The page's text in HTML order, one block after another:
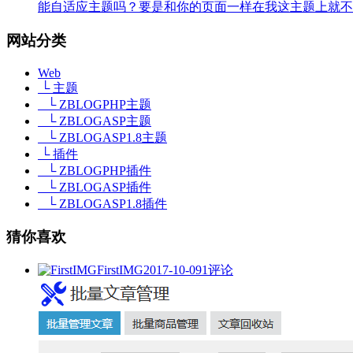
能自适应主题吗？要是和你的页面一样在我这主题上就
网站分类
Web
└ 主题
└ ZBLOGPHP主题
└ ZBLOGASP主题
└ ZBLOGASP1.8主题
└ 插件
└ ZBLOGPHP插件
└ ZBLOGASP插件
└ ZBLOGASP1.8插件
猜你喜欢
FirstIMG2017-10-091评论